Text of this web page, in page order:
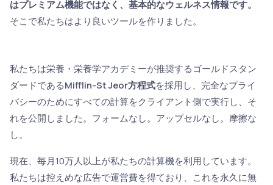
はプレミアム機能ではなく、基本的なウェルネス情報です。
そこで私たちはより良いツールを作りました。
私たちは栄養・栄養学アカデミーが推奨するゴールドスタン
ダードであるMifflin-St Jeor方程式を採用し、完全なプライ
バシーのためにすべての計算をクライアント側で実行し、そ
れを公開しました。フォームなし。アップセルなし。摩擦な
し。
現在、毎月10万人以上が私たちの計算機を利用しています。
私たちは控えめな広告で運営費を得ており、これを永久に無